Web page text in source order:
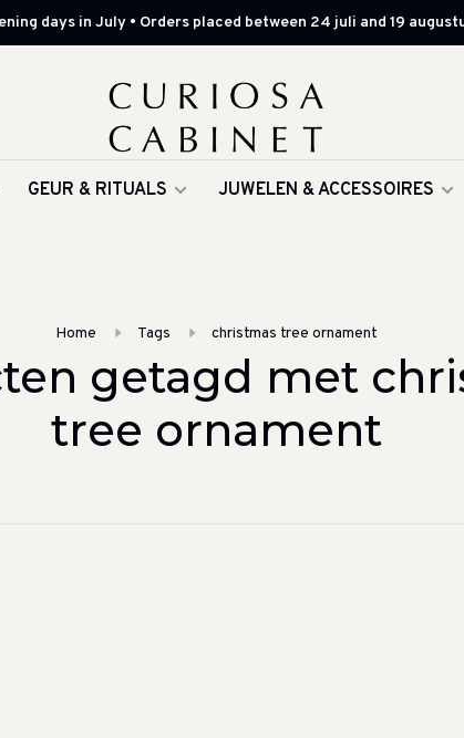
days in July • Orders placed between 24 juli and 19
GEUR & RITUALS JUWELEN & ACCESSOIRES
Home Tags christmas tree ornament
getagd met
tree ornament